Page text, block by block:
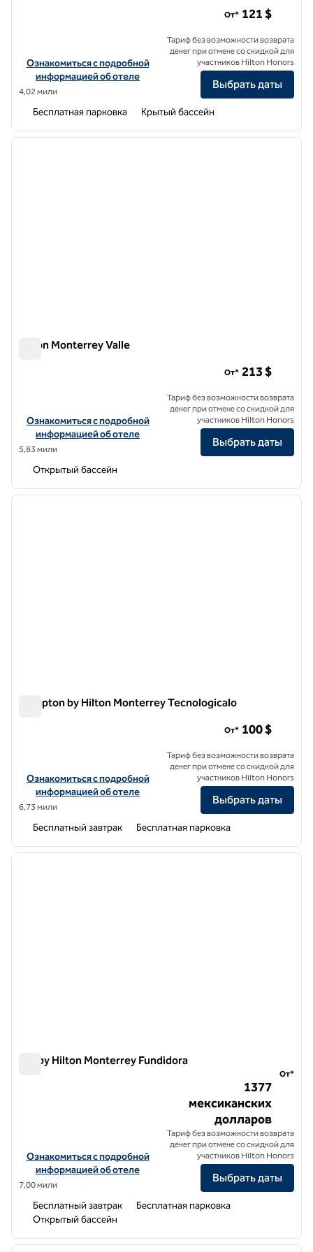
Посмотреть информацию об отеле MS Milenium Monterrey,
Ознакомиться с подробной
информацией об отеле
4,02 мили
От* 121 $
Тариф без возможности возврата
денег при отмене со скидкой для
участников Hilton Honors
Выбрать даты
Бесплатная парковка Крытый бассейн
1 из 12
Hilton Monterrey Valle
Посмотреть информацию об отеле Hilton Monterrey Valle
Ознакомиться с подробной
информацией об отеле
5,83 мили
От* 213 $
Тариф без возможности возврата
денег при отмене со скидкой для
участников Hilton Honors
Выбрать даты
Открытый бассейн
1 из 7
Hampton by Hilton Monterrey Tecnologicalo
Посмотреть информацию об отеле Hampton by Hilton
Ознакомиться с подробной
информацией об отеле
6,73 мили
От* 100 $
Тариф без возможности возврата
денег при отмене со скидкой для
участников Hilton Honors
Выбрать даты
Бесплатный завтрак Бесплатная парковка
1 из 12
Tru by Hilton Monterrey Fundidora
Посмотреть информацию об отеле Tru by Hilton Monterrey
Ознакомиться с подробной
информацией об отеле
7,00 мили
От*
1377
мексиканских
долларов
Тариф без возможности возврата
денег при отмене со скидкой для
участников Hilton Honors
Выбрать даты
Бесплатный завтрак
Бесплатная парковка
Открытый бассейн